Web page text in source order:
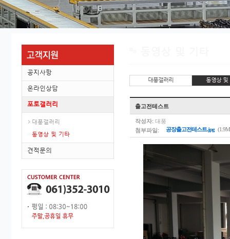
공지사항
온라인상담
포토갤러리
대풍갤러리
동영상 및 기타
견적문의
대풍갤러리 동영상 및
출고전테스트
작성자: 대풍
첨부파일:
공장출고전테스트.jpg